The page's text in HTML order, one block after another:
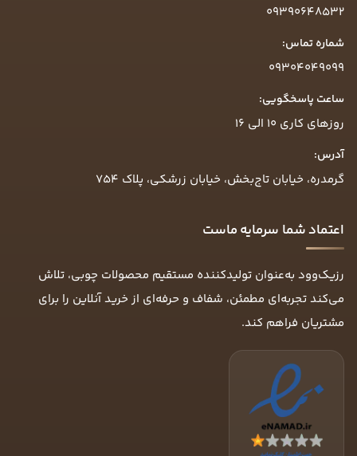
09390648532
شماره تماس:
09304049099
ساعت پاسخگویی:
روزهای کاری ۱۰ الی ۱۶
آدرس:
گرمدره، خیابان تاج‌بخش، خیابان زرشکی، پلاک ۷۵۴
اعتماد شما سرمایه ماست
رزیک‌وود به‌عنوان تولیدکننده مستقیم محصولات چوبی، تلاش
می‌کند تجربه‌ای مطمئن، شفاف و حرفه‌ای از خرید آنلاین را برای
مشتریان فراهم کند.